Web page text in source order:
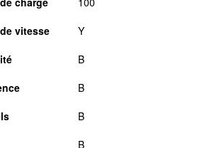
vitesse
Y
B
B
B
B